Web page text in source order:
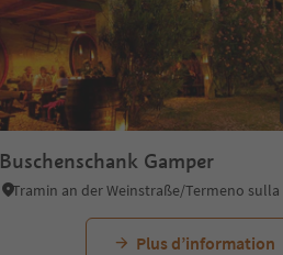
Buschenschank Gamper
Plus d’information